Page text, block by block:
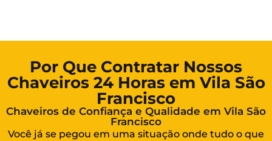
Por Que Contratar Nossos
Chaveiros 24 Horas em Vila São
Francisco
Chaveiros de Confiança e Qualidade em Vila São
Francisco
Você já se pegou em uma situação onde tudo o que